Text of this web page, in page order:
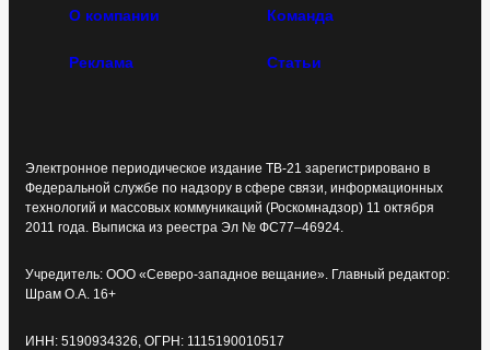
О компании Команда
Реклама Статьи
Электронное периодическое издание ТВ-21 зарегистрировано в
Федеральной службе по надзору в сфере связи, информационных
технологий и массовых коммуникаций (Роскомнадзор) 11 октября
2011 года. Выписка из реестра Эл № ФС77–46924.
Учредитель: ООО «Северо-западное вещание». Главный редактор:
Шрам О.А. 16+
ИНН: 5190934326, ОГРН: 1115190010517